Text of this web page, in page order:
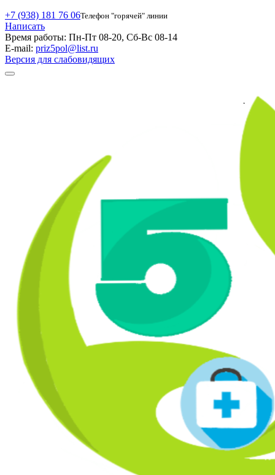
+7 (938) 181 76 06Телефон "горячей" линии
Написать
Время работы: Пн-Пт 08-20, Сб-Вс 08-14
E-mail: priz5pol@list.ru
Версия для слабовидящих